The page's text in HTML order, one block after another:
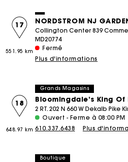
NORDSTROM NJ
17
551.95 km
Collington Center 839
MD20774
Fermé
Plus d'informations
Grands Magasins
Bloomingdale's King Of
18
648.97 km
2 RT. 202 N 660 W Dekalb Pike
Ouvert - Ferme à 08:00 PM
610.337.6438
Plus
Boutique